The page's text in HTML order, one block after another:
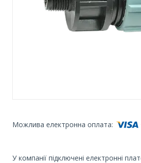
У компанії підключені електронні